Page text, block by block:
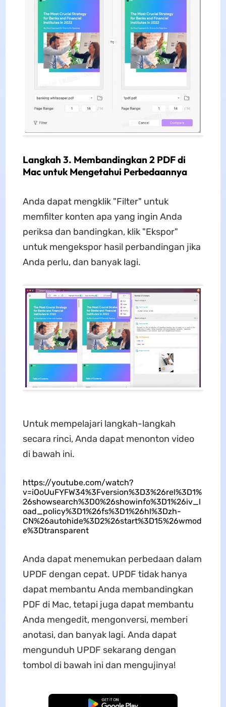
Langkah 3. Membandingkan 2 PDF di
Mac untuk Mengetahui Perbedaannya
Anda dapat mengklik "Filter" untuk
memfilter konten apa yang ingin Anda
periksa dan bandingkan, klik "Ekspor"
untuk mengekspor hasil perbandingan jika
Anda perlu, dan banyak lagi.
Untuk mempelajari langkah-langkah
secara rinci, Anda dapat menonton video
di bawah ini.
https://youtube.com/watch?
v=iOoUuFYFW34%3Fversion%3D3%26rel%3D1%
26showsearch%3D0%26showinfo%3D1%26iv_l
oad_policy%3D1%26fs%3D1%26hl%3Dzh-
CN%26autohide%3D2%26start%3D15%26wmod
e%3Dtransparent
Anda dapat menemukan perbedaan dalam
UPDF dengan cepat. UPDF tidak hanya
dapat membantu Anda membandingkan
PDF di Mac, tetapi juga dapat membantu
Anda mengedit, mengonversi, memberi
anotasi, dan banyak lagi. Anda dapat
mengunduh UPDF sekarang dengan
tombol di bawah ini dan mengujinya!
Unduh Gratis